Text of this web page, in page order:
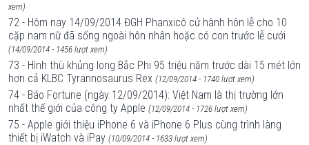
xem)
72 - Hôm nay 14/09/2014 ĐGH Phanxicô cử hành hôn lễ cho 10
cặp nam nữ đã sống ngoài hôn nhân hoặc có con trước lễ cưới
(14/09/2014 - 1456 lượt xem)
73 - Hình thù khủng long Bắc Phi 95 triệu năm trước dài 15 mét lớn
hơn cả KLBC Tyrannosaurus Rex (12/09/2014 - 1740 lượt xem)
74 - Báo Fortune (ngày 12/09/2014): Việt Nam là thị trường lớn
nhất thế giới của công ty Apple (12/09/2014 - 1726 lượt xem)
75 - Apple giới thiệu iPhone 6 và iPhone 6 Plus cùng trình làng
thiết bị iWatch và iPay (10/09/2014 - 1633 lượt xem)